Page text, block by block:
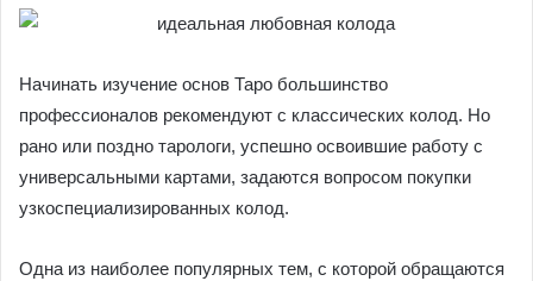
Начинать изучение основ Таро большинство
профессионалов рекомендуют с классических колод. Но
рано или поздно тарологи, успешно освоившие работу с
универсальными картами, задаются вопросом покупки
узкоспециализированных колод.
Одна из наиболее популярных тем, с которой обращаются